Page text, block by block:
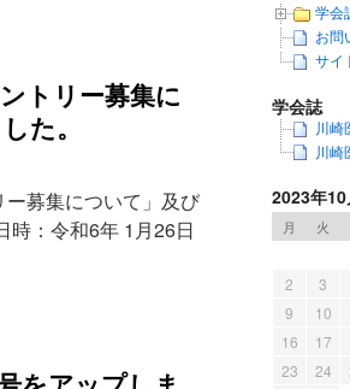
トリー募集に
た。
募集について」及び
時：令和6年 1月26日
学会
お問
サイ
学会誌
川崎
川崎
2023年10
月 火
2
3
9
10
16
17
23
24